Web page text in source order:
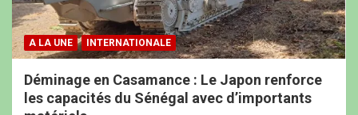
A LA UNE INTERNATIONALE
Déminage en Casamance : Le Japon renforce
les capacités du Sénégal avec d’importants